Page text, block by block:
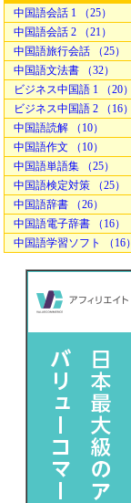
中国語会話 1 （25）
中国語会話 2 （21）
中国語旅行会話 （25）
中国語文法書 （32）
ビジネス中国語 1 （20）
ビジネス中国語 2 （16）
中国語読解 （10）
中国語作文 （10）
中国語単語集 （25）
中国語検定対策 （25）
中国語辞書 （26）
中国語電子辞書 （16）
中国語学習ソフト （16）